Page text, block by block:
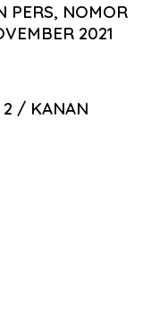
PERS, NOMOR
2021
2 / KANAN